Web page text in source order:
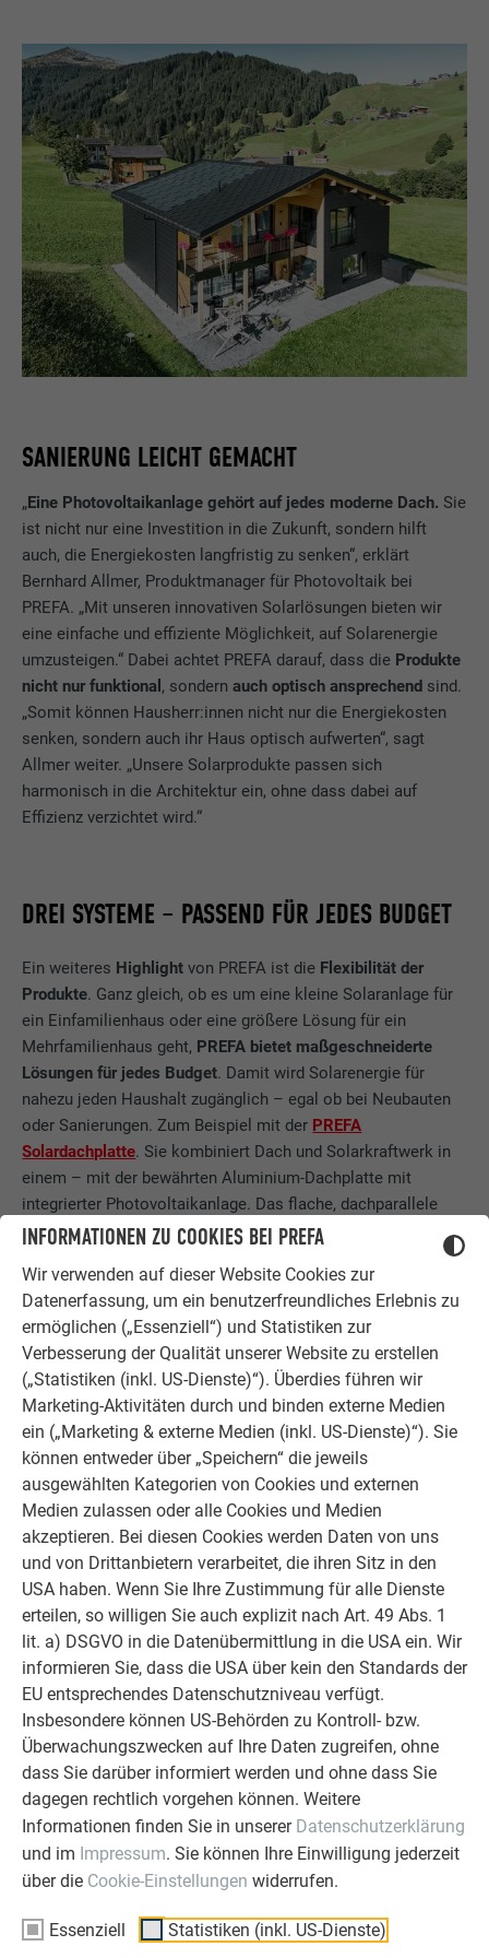
INFORMATIONEN ZU COOKIES BEI PREFA
Wir verwenden auf dieser Website Cookies zur
Datenerfassung, um ein benutzerfreundliches Erlebnis zu
ermöglichen („Essenziell“) und Statistiken zur
Verbesserung der Qualität unserer Website zu erstellen
(„Statistiken (inkl. US-Dienste)“). Überdies führen wir
Marketing-Aktivitäten durch und binden externe Medien
ein („Marketing & externe Medien (inkl. US-Dienste)“). Sie
können entweder über „Speichern“ die jeweils
ausgewählten Kategorien von Cookies und externen
Medien zulassen oder alle Cookies und Medien
akzeptieren. Bei diesen Cookies werden Daten von uns
und von Drittanbietern verarbeitet, die ihren Sitz in den
USA haben. Wenn Sie Ihre Zustimmung für alle Dienste
erteilen, so willigen Sie auch explizit nach Art. 49 Abs. 1
lit. a) DSGVO in die Datenübermittlung in die USA ein. Wir
informieren Sie, dass die USA über kein den Standards der
EU entsprechendes Datenschutzniveau verfügt.
Insbesondere können US-Behörden zu Kontroll- bzw.
Überwachungszwecken auf Ihre Daten zugreifen, ohne
dass Sie darüber informiert werden und ohne dass Sie
dagegen rechtlich vorgehen können. Weitere
Informationen finden Sie in unserer Datenschutzerklärung
und im Impressum. Sie können Ihre Einwilligung jederzeit
über die Cookie-Einstellungen widerrufen.
Essenziell Statistiken (inkl. US-Dienste)
SANIERUNG LEICHT GEMACHT
„Eine Photovoltaikanlage gehört auf jedes moderne Dach. Sie
ist nicht nur eine Investition in die Zukunft, sondern hilft
auch, die Energiekosten langfristig zu senken“, erklärt
Bernhard Allmer, Produktmanager für Photovoltaik bei
PREFA. „Mit unseren innovativen Solarlösungen bieten wir
eine einfache und effiziente Möglichkeit, auf Solarenergie
umzusteigen.“ Dabei achtet PREFA darauf, dass die Produkte
nicht nur funktional , sondernauch optisch ansprechend sind.
„Somit können Hausherr:innen nicht nur die Energiekosten
senken, sondern auch ihr Haus optisch aufwerten“, sagt
Allmer weiter. „Unsere Solarprodukte passen sich
harmonisch in die Architektur ein, ohne dass dabei auf
Effizienz verzichtet wird.“
DREI SYSTEME – PASSEND FÜR JEDES BUDGET
Ein weiteres Highlightvon PREFA ist die Flexibilität der
Produkte. Ganz gleich, ob es um eine kleine Solaranlage für
ein Einfamilienhaus oder eine größere Lösung für ein
Mehrfamilienhaus geht, PREFA bietet maßgeschneiderte
Lösungen für jedes Budget. Damit wird Solarenergie für
nahezu jeden Haushalt zugänglich – egal ob bei Neubauten
oder Sanierungen. Zum Beispiel mit der PREFA
Solardachplatte. Sie kombiniert Dach und Solarkraftwerk in
einem – mit der bewährten Aluminium-Dachplatte mit
integrierter Photovoltaikanlage. Das flache, dachparallele
PREFALZ Solarmodul fügt sich harmonisch in die
Montage ist es perfekt für Neubauten oder Sanierungen
geeignet. DasSolarmontagesystemermöglicht eine
effiziente und stabile Installation von Aufdachanlagen. Hierzu
kommt Mitte des Jahres das verbesserte PREVARIO
Solarmontagesystem auf den Markt.Weitere Informationen
zu denPREFA Solarprodukten und -servicesfinden Sie auf
der Website unter www.prefa.solar. Bei Fragen steht der
PREFA Kundenservice gerne zur Verfügung.
BEISPIELHAFTE PROJEKTE MIT PREFA SOLAR
Anhand zahlreicher Projekte in Österreich wird deutlich, wie
gut sich PREFA Solarlösungen in die Architektur integrieren
lassen.Diese Beispiele verdeutlichen, wie Solarenergie
sowohl funktional als auch optisch ansprechend umgesetzt
werden kann.